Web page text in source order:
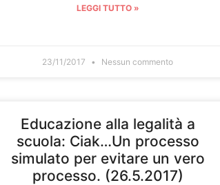
LEGGI TUTTO »
23/11/2017 Nessun commento
Educazione alla legalità a
scuola: Ciak…Un processo
simulato per evitare un vero
processo. (26.5.2017)